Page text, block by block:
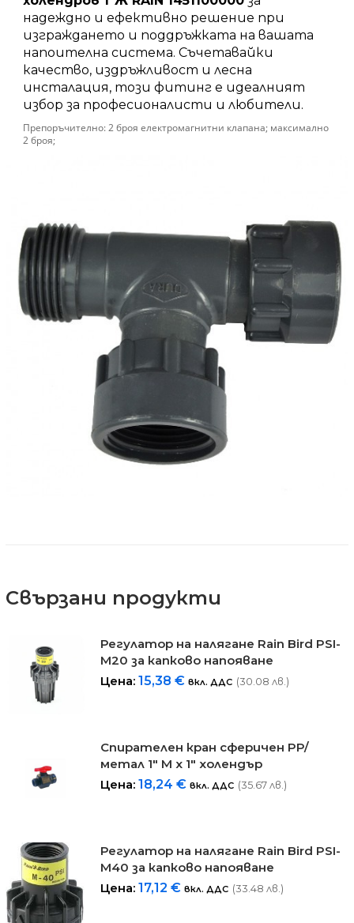
надеждно и ефективно решение при
изграждането и поддръжката на вашата
напоителна система. Съчетавайки
качество, издръжливост и лесна
инсталация, този фитинг е идеалният
избор за професионалисти и любители.​
Препоръчително: 2 броя електромагнитни клапана; максимално
2 броя;
Свързани продукти
Регулатор на налягане Rain Bird PSI-
M20 за капково напояване
Цена:15,38€ вкл. ДДС (30.08 лв.)
Спирателен кран сферичен PP/
метал 1" М х 1" холендър
Цена:18,24€ вкл. ДДС (35.67 лв.)
Регулатор на налягане Rain Bird PSI-
M40 за капково напояване
Цена:17,12€ вкл. ДДС (33.48 лв.)